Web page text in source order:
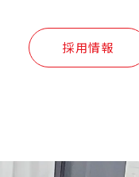
採用情報